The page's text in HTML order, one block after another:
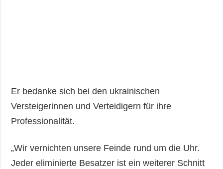
Er bedanke sich bei den ukrainischen
Versteigerinnen und Verteidigern für ihre
Professionalität.
„Wir vernichten unsere Feinde rund um die Uhr.
Jeder eliminierte Besatzer ist ein weiterer Schnitt